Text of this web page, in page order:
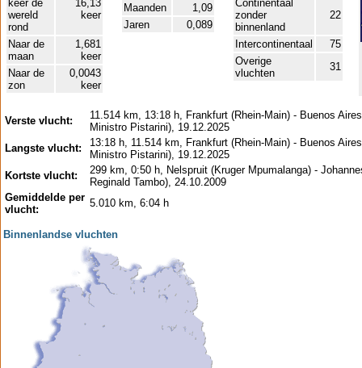
keer de
wereld
rond
16,13
keer
Naar de
maan
1,681
keer
Naar de
zon
0,0043
keer
Maanden
1,09
Jaren
0,089
Continentaal
zonder
binnenland
22
Intercontinentaal
75
Overige
vluchten
31
Verste vlucht:
11.514 km, 13:18 h, Frankfurt (Rhein-Main) - Buenos
Ministro Pistarini), 19.12.2025
Langste vlucht:
13:18 h, 11.514 km, Frankfurt (Rhein-Main) - Buenos
Ministro Pistarini), 19.12.2025
Kortste vlucht:
299 km, 0:50 h, Nelspruit (Kruger Mpumalanga) -
Reginald Tambo), 24.10.2009
Gemiddelde per
vlucht:
5.010 km, 6:04 h
Binnenlandse vluchten